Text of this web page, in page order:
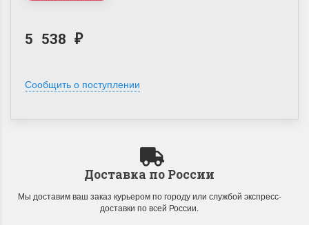
5 538 ₽
Сообщить о поступлении
Доставка по России
Мы доставим ваш заказ курьером по городу или службой экспресс-
доставки по всей России.